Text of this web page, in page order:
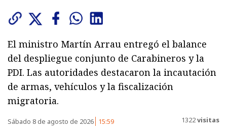
El ministro Martín Arrau entregó el balance
del despliegue conjunto de Carabineros y la
PDI. Las autoridades destacaron la incautación
de armas, vehículos y la fiscalización
migratoria.
Sábado 8 de agosto de 2026 15:59 1322visitas